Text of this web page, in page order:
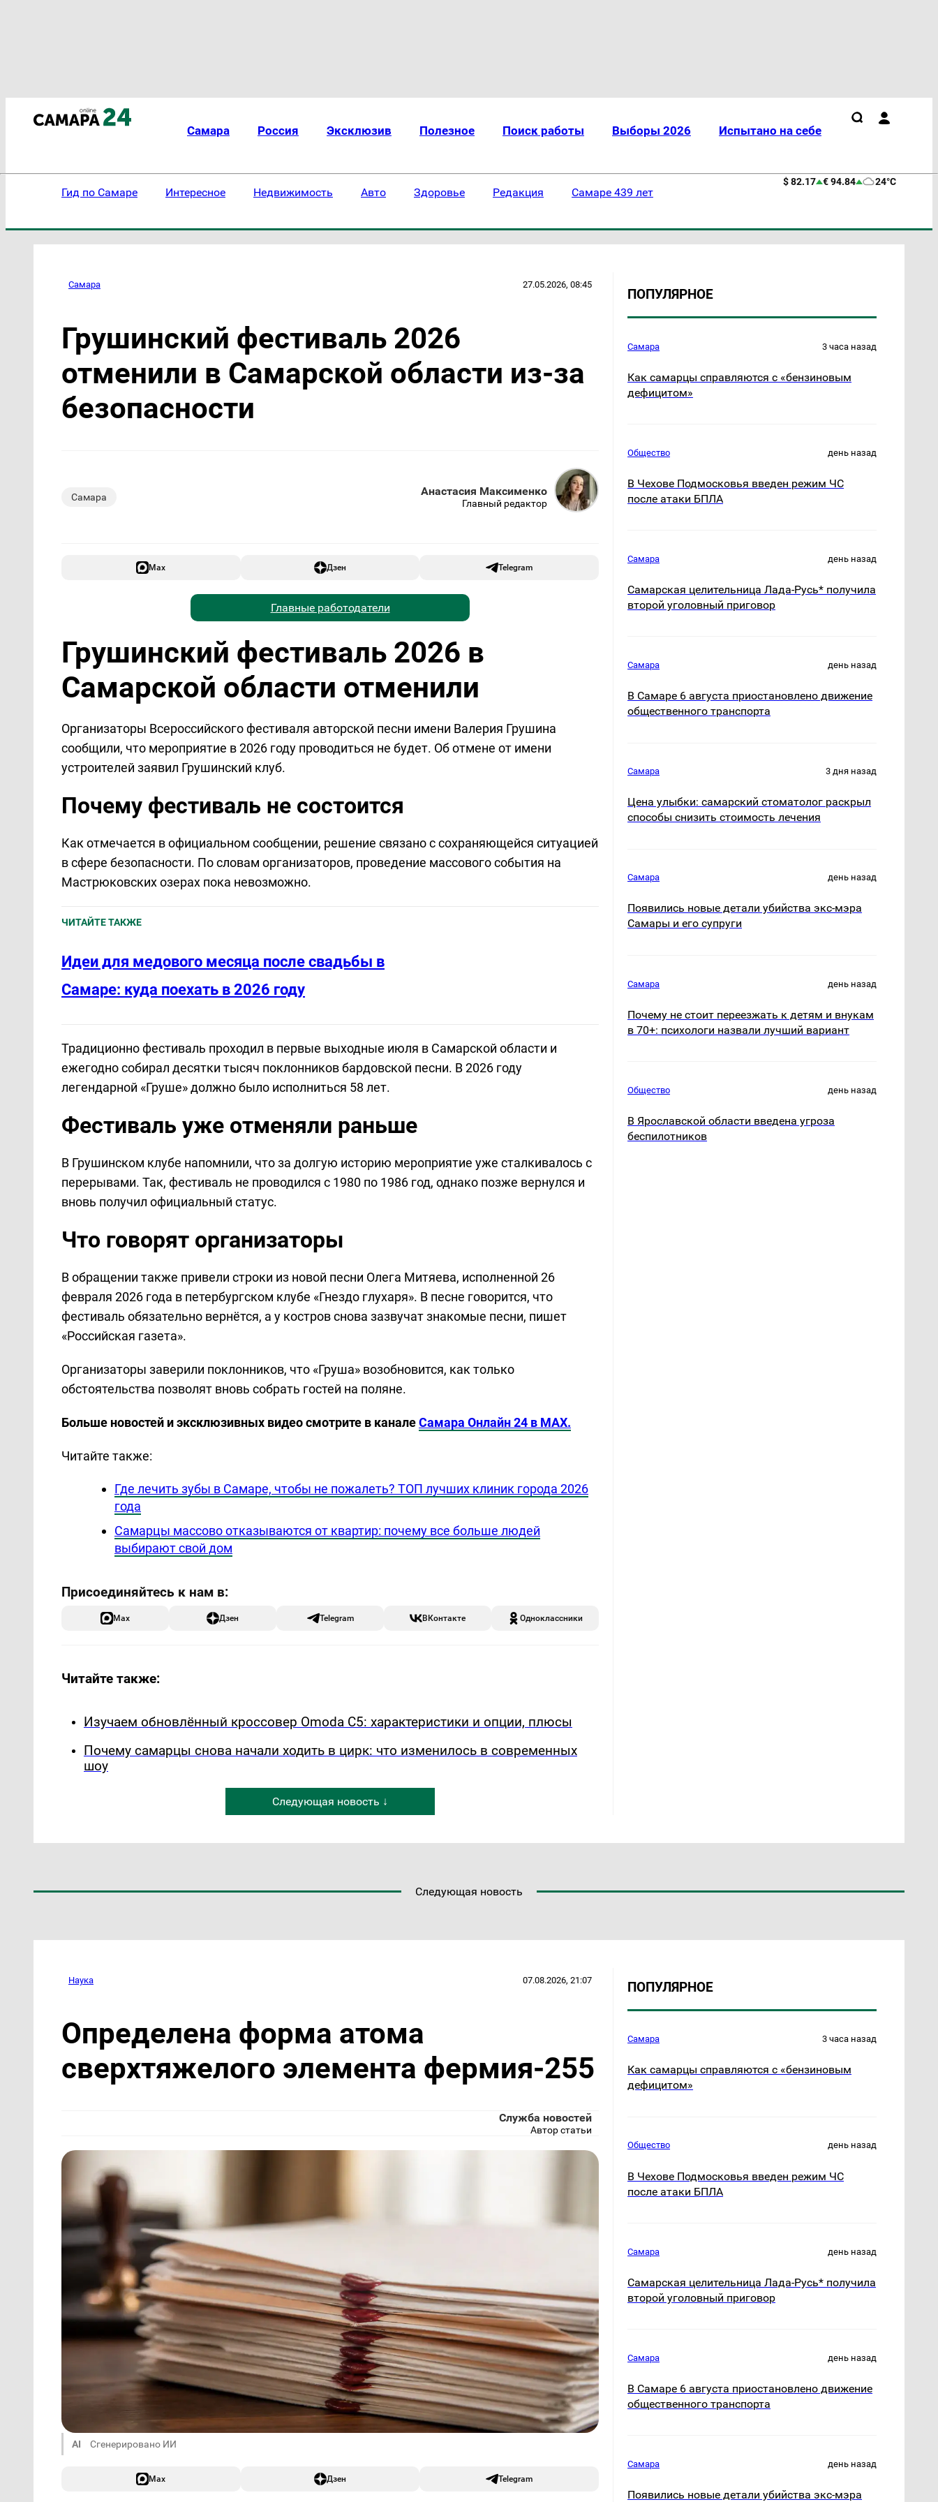
Самара Россия Эксклюзив Полезное Поиск работы Выборы 2026 Испытано на себе
Гид по Самаре Интересное Недвижимость Авто Здоровье Редакция Самаре 439 лет
$ 82.17 € 94.84 24°C
Самара 27.05.2026, 08:45
Грушинский фестиваль 2026
отменили в Самарской области из-за
безопасности
Самара Анастасия Максименко
Главный редактор
Max Дзен Telegram
Главные работодатели
Грушинский фестиваль 2026 в
Самарской области отменили
Организаторы Всероссийского фестиваля авторской песни имени Валерия Грушина
сообщили, что мероприятие в 2026 году проводиться не будет. Об отмене от имени
устроителей заявил Грушинский клуб.
Почему фестиваль не состоится
Как отмечается в официальном сообщении, решение связано с сохраняющейся ситуацией
в сфере безопасности. По словам организаторов, проведение массового события на
Мастрюковских озерах пока невозможно.
ЧИТАЙТЕ ТАКЖЕ
Идеи для медового месяца после свадьбы в
Самаре: куда поехать в 2026 году
Традиционно фестиваль проходил в первые выходные июля в Самарской области и
ежегодно собирал десятки тысяч поклонников бардовской песни. В 2026 году
легендарной «Груше» должно было исполниться 58 лет.
Фестиваль уже отменяли раньше
В Грушинском клубе напомнили, что за долгую историю мероприятие уже сталкивалось с
перерывами. Так, фестиваль не проводился с 1980 по 1986 год, однако позже вернулся и
вновь получил официальный статус.
Что говорят организаторы
В обращении также привели строки из новой песни Олега Митяева, исполненной 26
февраля 2026 года в петербургском клубе «Гнездо глухаря». В песне говорится, что
фестиваль обязательно вернётся, а у костров снова зазвучат знакомые песни, пишет
«Российская газета».
Организаторы заверили поклонников, что «Груша» возобновится, как только
обстоятельства позволят вновь собрать гостей на поляне.
Больше новостей и эксклюзивных видео смотрите в каналеСамара Онлайн 24 в MAX.
Читайте также:
Где лечить зубы в Самаре, чтобы не пожалеть? ТОП лучших клиник города 2026
года
Самарцы массово отказываются от квартир: почему все больше людей
выбирают свой дом
Max Дзен Telegram ВКонтакте Одноклассники
Читайте также:
Изучаем обновлённый кроссовер Omoda C5: характеристики и опции, плюсы
Почему самарцы снова начали ходить в цирк: что изменилось в современных
шоу
Следующая новость ↓
ПОПУЛЯРНОЕ
Самара 3 часа назад
Как самарцы справляются с «бензиновым
дефицитом»
Общество день назад
В Чехове Подмосковья введен режим ЧС
после атаки БПЛА
Самара день назад
Самарская целительница Лада-Русь* получила
второй уголовный приговор
Самара день назад
В Самаре 6 августа приостановлено движение
общественного транспорта
Самара 3 дня назад
Цена улыбки: самарский стоматолог раскрыл
способы снизить стоимость лечения
Самара день назад
Появились новые детали убийства экс-мэра
Самары и его супруги
Самара день назад
Почему не стоит переезжать к детям и внукам
в 70+: психологи назвали лучший вариант
Общество день назад
В Ярославской области введена угроза
беспилотников
Следующая новость
Наука 07.08.2026, 21:07
Определена форма атома
сверхтяжелого элемента фермия-255
Служба новостей
Автор статьи
AI Сгенерировано ИИ
Max Дзен Telegram
ПОПУЛЯРНОЕ
Самара 3 часа назад
Как самарцы справляются с «бензиновым
дефицитом»
Общество день назад
В Чехове Подмосковья введен режим ЧС
после атаки БПЛА
Самара день назад
Самарская целительница Лада-Русь* получила
второй уголовный приговор
Самара день назад
В Самаре 6 августа приостановлено движение
общественного транспорта
Самара день назад
Появились новые детали убийства экс-мэра